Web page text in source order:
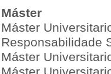
Máster
Máster
Responsabilidade
Máster